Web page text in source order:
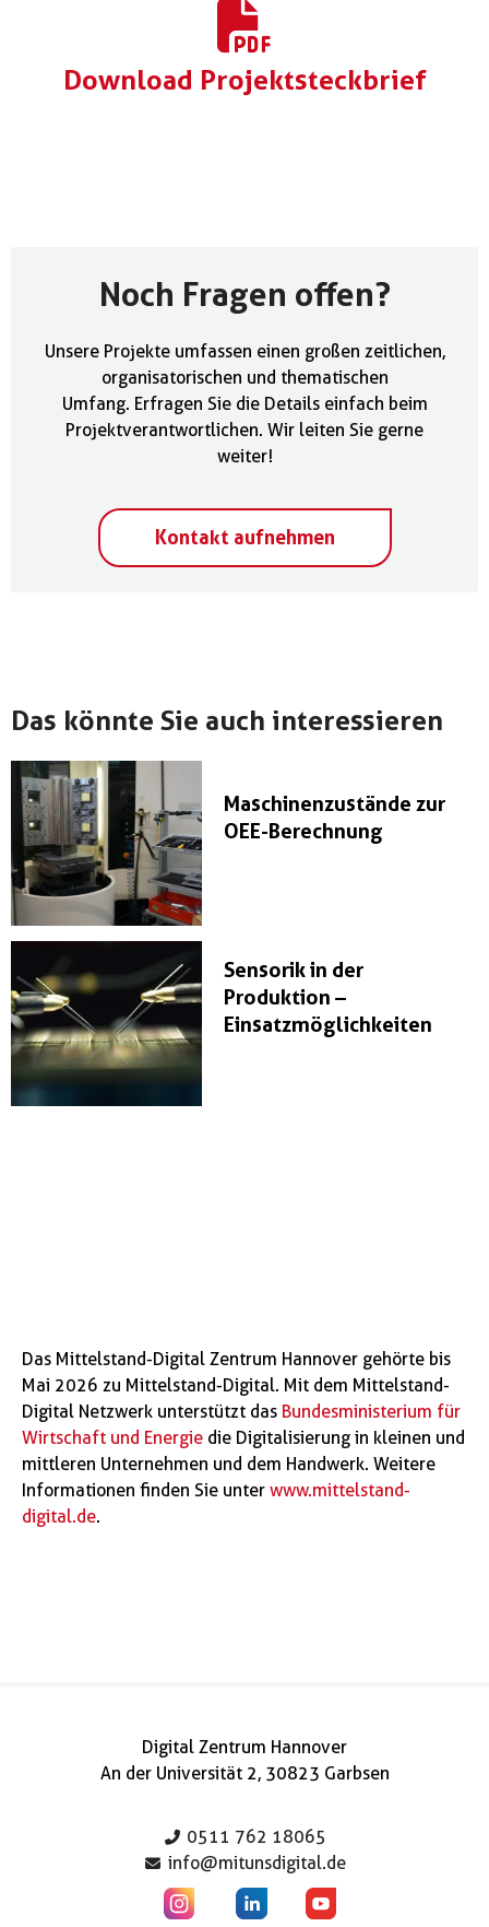
Download Projektsteckbrief
Noch Fragen offen?
Unsere Projekte umfassen einen großen zeitlichen,
organisatorischen und thematischen
Umfang. Erfragen Sie die Details einfach beim
Projektverantwortlichen. Wir leiten Sie gerne
weiter!
Kontakt aufnehmen
Das könnte Sie auch interessieren
Maschinenzustände zur
OEE-Berechnung
Sensorik in der
Produktion –
Einsatzmöglichkeiten
Das Mittelstand-Digital Zentrum Hannover gehörte bis
Mai 2026 zu Mittelstand-Digital. Mit dem Mittelstand-
Digital Netzwerk unterstützt das Bundesministerium für
Wirtschaft und Energie die Digitalisierung in kleinen und
mittleren Unternehmen und dem Handwerk. Weitere
Informationen finden Sie unter www.mittelstand-
digital.de.
Digital Zentrum Hannover
An der Universität 2, 30823 Garbsen
0511 762 18065
info@mitunsdigital.de